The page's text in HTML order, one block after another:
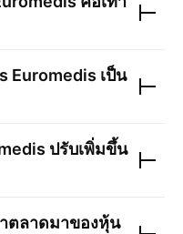
Euromedis เป็น
ปรับเพิ่มขึ้น
ตลาดมาของหุ้น